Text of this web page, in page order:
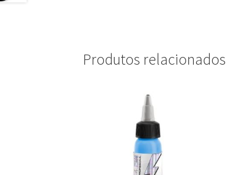
Produtos relacionados